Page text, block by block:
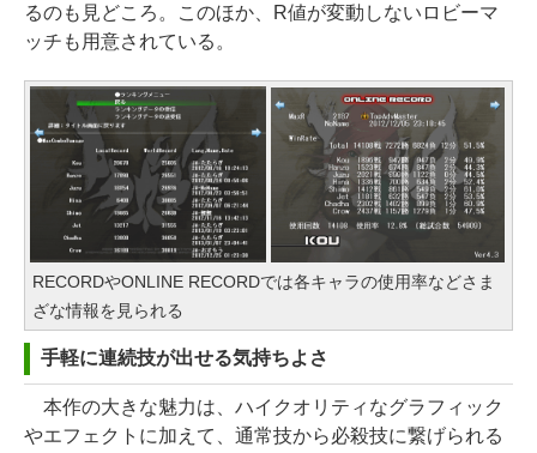
るのも見どころ。このほか、R値が変動しないロビーマ
ッチも用意されている。
RECORDやONLINE RECORDでは各キャラの使用率などさま
ざな情報を見られる
手軽に連続技が出せる気持ちよさ
本作の大きな魅力は、ハイクオリティなグラフィック
やエフェクトに加えて、通常技から必殺技に繋げられる